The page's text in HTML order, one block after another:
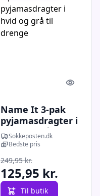
Quick
Name It 3-pak
pyjamasdragter i
hvid og grå til
drenge
Sokkeposten.dk
Bedste pris
249,95 kr.
125,95 kr.
Til butik